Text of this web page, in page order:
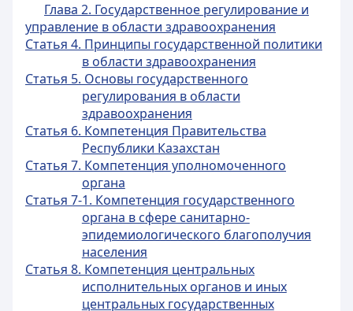
Глава 2. Государственное регулирование и
управление в области здравоохранения
Статья 4. Принципы государственной политики
в области здравоохранения
Статья 5. Основы государственного
регулирования в области
здравоохранения
Статья 6. Компетенция Правительства
Республики Казахстан
Статья 7. Компетенция уполномоченного
органа
Статья 7-1. Компетенция государственного
органа в сфере санитарно-
эпидемиологического благополучия
населения
Статья 8. Компетенция центральных
исполнительных органов и иных
центральных государственных